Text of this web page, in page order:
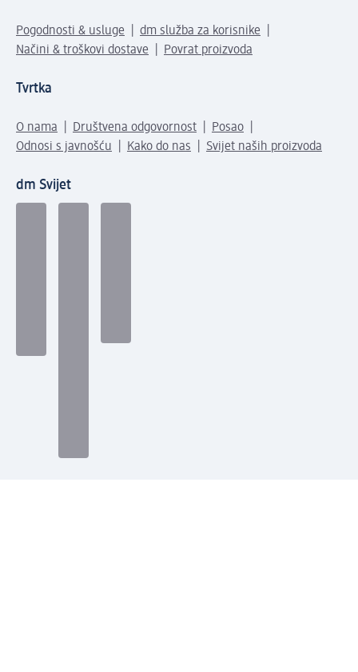
Pogodnosti & usluge
dm služba za korisnike
Načini & troškovi dostave
Povrat proizvoda
Tvrtka
O nama Društvena odgovornost
Posao
Odnosi s javnošću
Kako do nas Svijet naših proizvoda
dm Svijet